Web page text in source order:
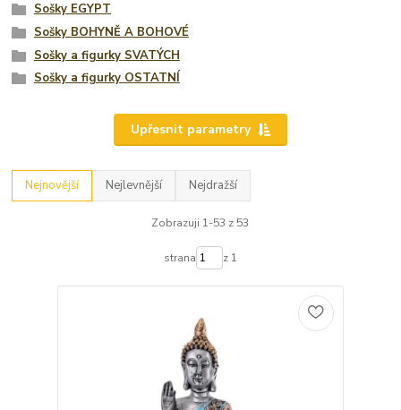
Sošky EGYPT
Sošky BOHYNĚ A BOHOVÉ
Sošky a figurky SVATÝCH
Sošky a figurky OSTATNÍ
Upřesnit parametry
Nejnovější Nejlevnější Nejdražší
Zobrazuji 1-53 z 53
strana z 1